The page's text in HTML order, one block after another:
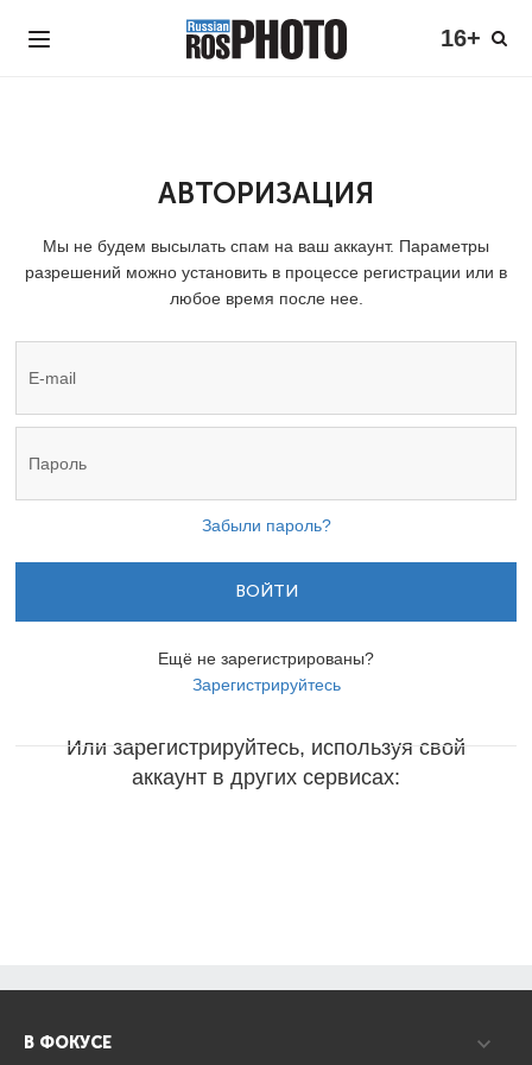
16+
АВТОРИЗАЦИЯ
Мы не будем высылать спам на ваш аккаунт. Параметры
разрешений можно установить в процессе регистрации или в
любое время после нее.
Забыли пароль?
ВОЙТИ
Ещё не зарегистрированы?
Зарегистрируйтесь
Или зарегистрируйтесь, используя свой
аккаунт в других сервисах:
В ФОКУСЕ